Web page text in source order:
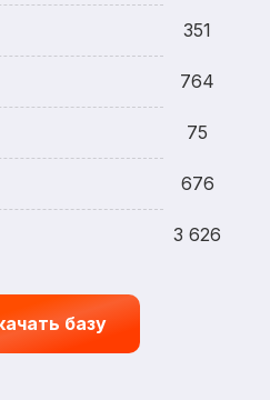
351
764
75
676
3 626
базу